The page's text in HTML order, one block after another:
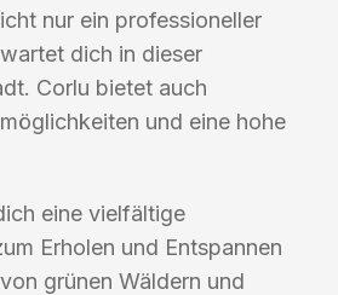
nur ein professioneller
dich in dieser
Corlu bietet auch
und eine hohe
eine vielfältige
Erholen und Entspannen
grünen Wäldern und